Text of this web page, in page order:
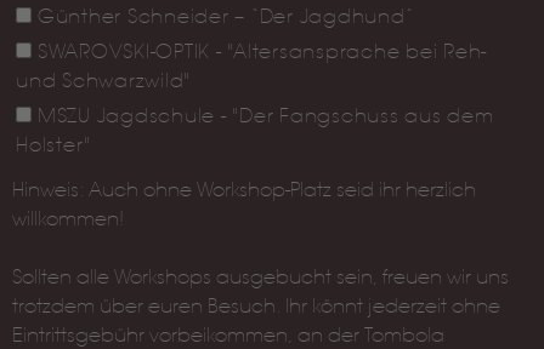
Günther Schneider – “Der Jagdhund”
und Schwarzwild"
Holster"
Hinweis: Auch ohne Workshop-Platz seid ihr herzlich
willkommen!
Sollten alle Workshops ausgebucht sein, freuen wir uns
trotzdem über euren Besuch. Ihr könnt jederzeit ohne
Eintrittsgebühr vorbeikommen, an der Tombola